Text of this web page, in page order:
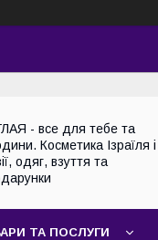
- все для тебе та
Косметика Ізраїля і
одяг, взуття та
ТА ПОСЛУГИ